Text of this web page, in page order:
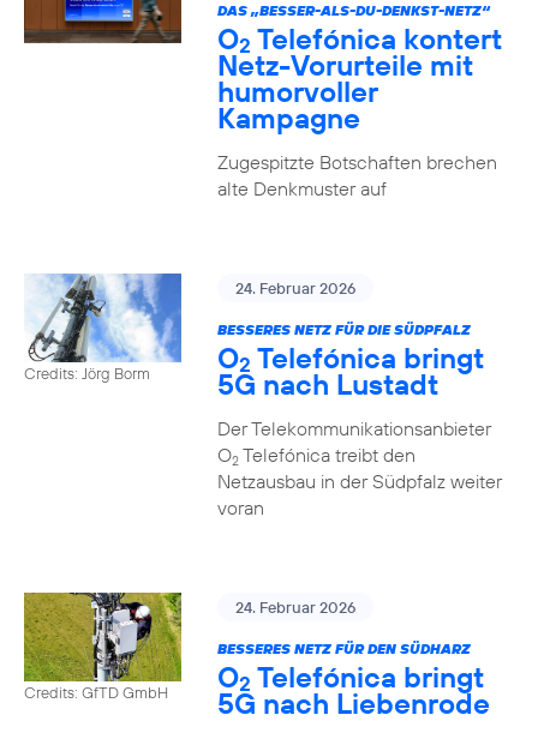
DAS „BESSER-ALS-DU-DENKST-NETZ“
O2 Telefónica kontert
Netz-Vorurteile mit
humorvoller
Kampagne
Zugespitzte Botschaften brechen
alte Denkmuster auf
Credits: Jörg Borm
24. Februar 2026
BESSERES NETZ FÜR DIE SÜDPFALZ
O2 Telefónica bringt
5G nach Lustadt
Der Telekommunikationsanbieter
O2Telefónica treibt den
Netzausbau in der Südpfalz weiter
voran
Credits: GfTD GmbH
24. Februar 2026
BESSERES NETZ FÜR DEN SÜDHARZ
O2 Telefónica bringt
5G nach Liebenrode